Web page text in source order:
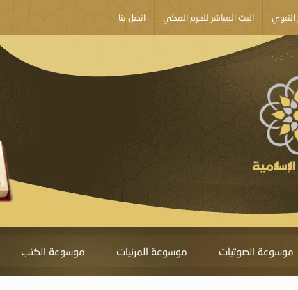
النبوي البث المباشر للحرم المكي اتصل بنا
موسوعة الصوتيات موسوعة المرئيات موسوعة الكتب